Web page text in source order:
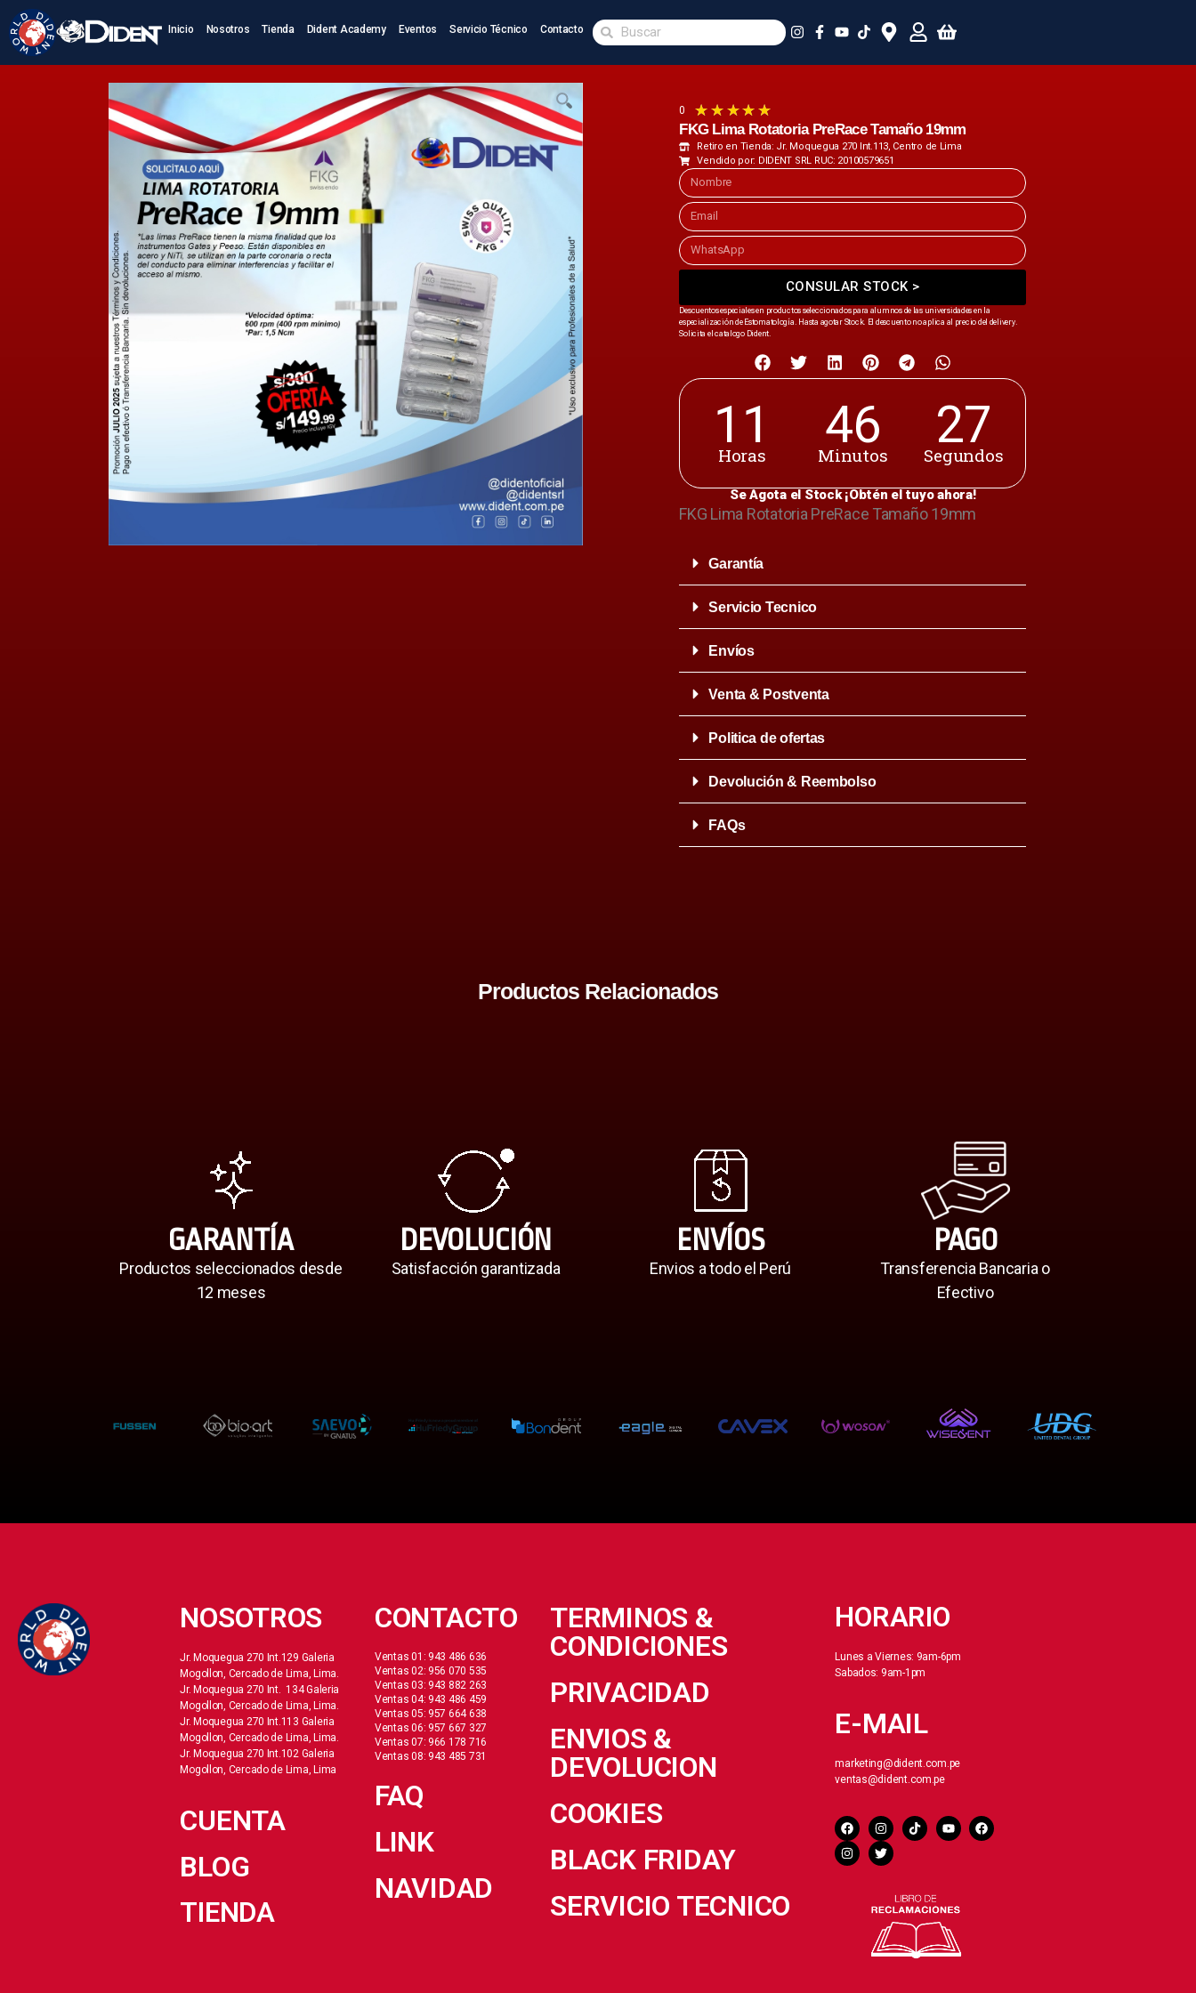
Inicio Nosotros Tienda Dident Academy Eventos Servicio Técnico Contacto
0 ★ ★ ★★ ★
FKG Lima Rotatoria PreRace Tamaño 19mm
Retiro en Tienda: Jr. Moquegua 270 Int.113, Centro de Lima
Vendido por: DIDENT SRL RUC: 20100579651
CONSULAR STOCK >
Descuentos especiales en productos seleccionados para alumnos de las universidades en la
especialización de Estomatología. Hasta agotar Stock. El descuento no aplica al precio del delivery.
Solicita el catalogo Dident.
11
Horas
46
Minutos
26
Segundos
Se Agota el Stock ¡Obtén el tuyo ahora!
FKG Lima Rotatoria PreRace Tamaño 19mm
Garantía
Servicio Tecnico
Envíos
Venta & Postventa
Politica de ofertas
Devolución & Reembolso
FAQs
Productos Relacionados
GARANTÍA
Productos seleccionados desde
12 meses
DEVOLUCIÓN
Satisfacción garantizada
ENVÍOS
Envios a todo el Perú
PAGO
Transferencia Bancaria o
Efectivo
NOSOTROS
Jr. Moquegua 270 Int.129 Galeria
Mogollon, Cercado de Lima, Lima.
Jr. Moquegua 270 Int. 134 Galeria
Mogollon, Cercado de Lima, Lima.
Jr. Moquegua 270 Int.113 Galeria
Mogollon, Cercado de Lima, Lima.
Jr. Moquegua 270 Int.102 Galeria
Mogollon, Cercado de Lima, Lima
CUENTA
BLOG
TIENDA
CONTACTO
Ventas 01: 943 486 636
Ventas 02: 956 070 535
Ventas 03: 943 882 263
Ventas 04: 943 486 459
Ventas 05: 957 664 638
Ventas 06: 957 667 327
Ventas 07: 966 178 716
Ventas 08: 943 485 731
FAQ
LINK
NAVIDAD
TERMINOS &
CONDICIONES
PRIVACIDAD
ENVIOS &
DEVOLUCION
COOKIES
BLACK FRIDAY
SERVICIO TECNICO
HORARIO
Lunes a Viernes: 9am-6pm
Sabados: 9am-1pm
E-MAIL
marketing@dident.com.pe
ventas@dident.com.pe